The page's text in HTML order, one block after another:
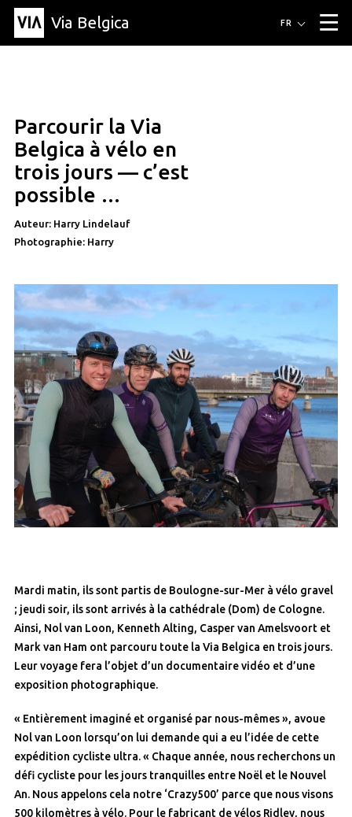
Via Belgica ▼
Article
Éducation
Recette
À propos de Via Belgica
À propos de via belgica
Recherche
Éducation
Amis
Le guide
Organisation
FR
Parcourir la Via
Belgica à vélo en
trois jours — c’est
possible …
Auteur: Harry Lindelauf
Photographie: Harry
Mardi matin, ils sont partis de Boulogne-sur-Mer à vélo gravel
; jeudi soir, ils sont arrivés à la cathédrale (Dom) de Cologne.
Ainsi, Nol van Loon, Kenneth Alting, Casper van Amelsvoort et
Mark van Ham ont parcouru toute la Via Belgica en trois jours.
Leur voyage fera l’objet d’un documentaire vidéo et d’une
exposition photographique.
« Entièrement imaginé et organisé par nous-mêmes », avoue
Nol van Loon lorsqu’on lui demande qui a eu l’idée de cette
expédition cycliste ultra. « Chaque année, nous recherchons un
défi cycliste pour les jours tranquilles entre Noël et le Nouvel
An. Nous appelons cela notre ‘Crazy500’ parce que nous visons
500 kilomètres à vélo. Pour le fabricant de vélos Ridley, nous